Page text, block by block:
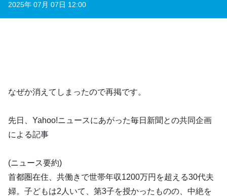
2025年 07月 07日 12:00
なぜか消えてしまったので再掲です。
先日、Yahoo!ニュースにあがった毎日新聞との共同企画
による記事
(ニュース要約)
首都圏在住、共働きで世帯年収1200万円を超える30代夫
婦。子どもは2人いて、第3子を授かったものの、中絶を